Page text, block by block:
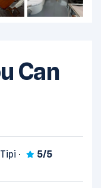
Can
5/5